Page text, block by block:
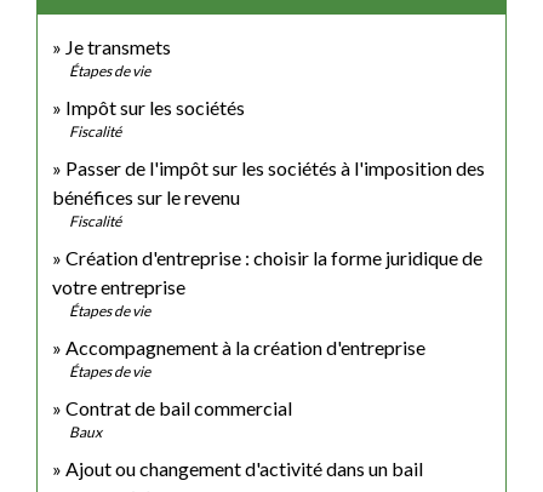
Je transmets
Étapes de vie
Impôt sur les sociétés
Fiscalité
Passer de l'impôt sur les sociétés à l'imposition des
bénéfices sur le revenu
Fiscalité
Création d'entreprise : choisir la forme juridique de
votre entreprise
Étapes de vie
Accompagnement à la création d'entreprise
Étapes de vie
Contrat de bail commercial
Baux
Ajout ou changement d'activité dans un bail